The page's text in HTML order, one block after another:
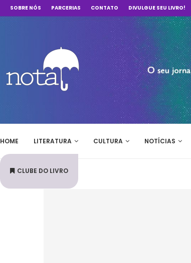
SOBRE NÓS PARCERIAS CONTATO DIVULGUE SEU LIVRO!
HOME LITERATURA CULTURA NOTÍCIAS
CLUBE DO LIVRO